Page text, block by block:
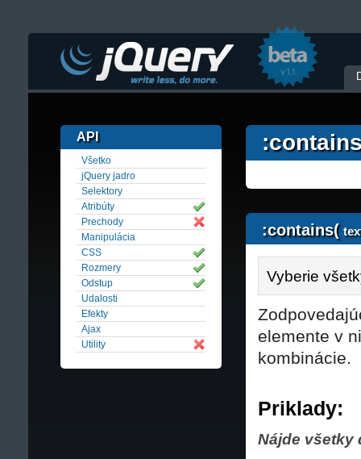
:contains(
Vyberie
elemente v
kombinácie.
Priklady:
Nájde všetky
API
Všetko
jQuery jadro
Selektory
Atribúty
Prechody
Manipulácia
CSS
Rozmery
Odstup
Udalosti
Efekty
Ajax
Utility